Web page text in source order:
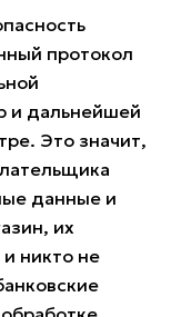
протокол
и дальнейшей
Это значит,
данные и
их
никто не